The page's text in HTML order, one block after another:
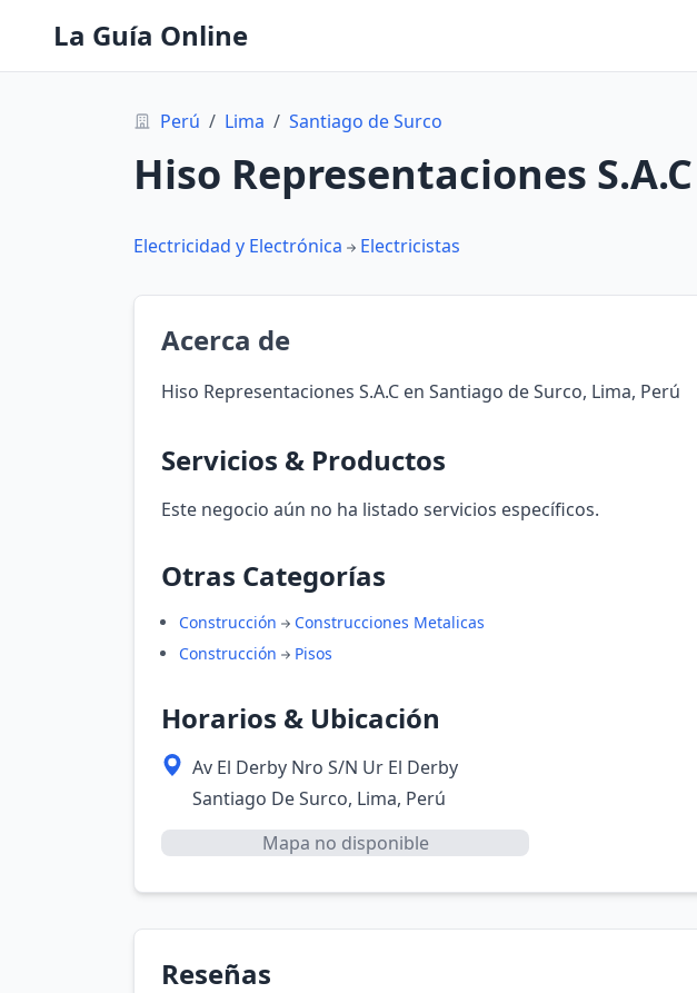
La Guía Online
Perú / Lima / Santiago de Surco
Hiso Representaciones S.A.C
Electricidad y Electrónica Electricistas
Acerca de
Hiso Representaciones S.A.C en Santiago de Surco, Lima, Perú
Servicios & Productos
Este negocio aún no ha listado servicios específicos.
Otras Categorías
Construcción
Construcciones Metalicas
Construcción
Pisos
Horarios & Ubicación
Av El Derby Nro S/N Ur El Derby
Santiago De Surco, Lima, Perú
Mapa no disponible
Reseñas